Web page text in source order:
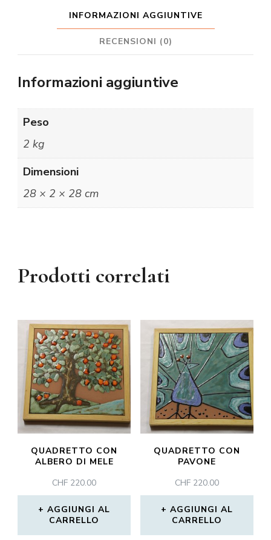
INFORMAZIONI AGGIUNTIVE
RECENSIONI (0)
Informazioni aggiuntive
Peso
2 kg
Dimensioni
28 × 2 × 28 cm
Prodotti correlati
QUADRETTO CON
ALBERO DI MELE
CHF 220.00
AGGIUNGI AL
CARRELLO
QUADRETTO CON
PAVONE
CHF220.00
AGGIUNGI AL
CARRELLO